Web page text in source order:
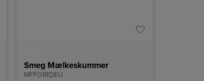
Smeg Mælkeskummer
MFF01RDEU